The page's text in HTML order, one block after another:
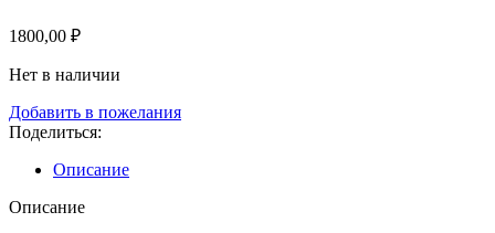
1800,00 ₽
Нет в наличии
Добавить в пожелания
Поделиться:
Описание
Описание